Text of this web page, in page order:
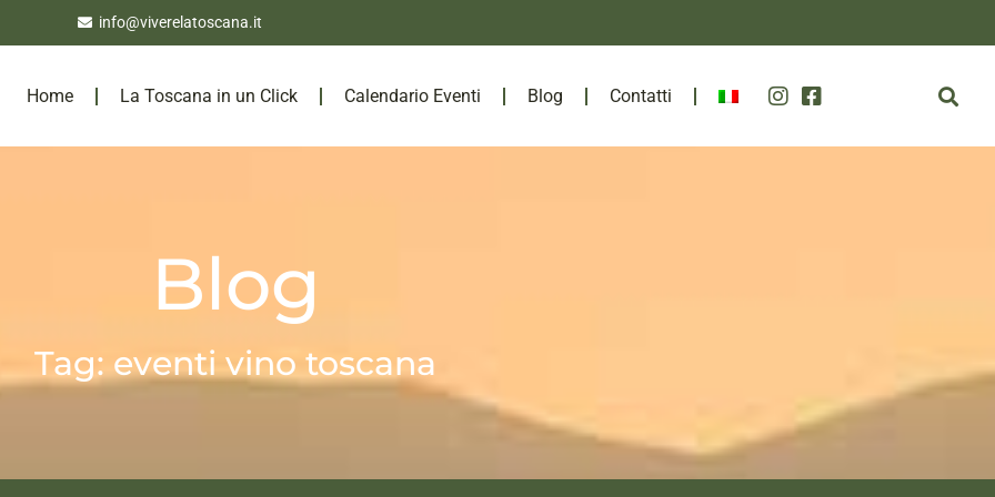
info@viverelatoscana.it
Home La Toscana in un Click Calendario Eventi Blog Contatti
Blog
Tag: eventi vino toscana